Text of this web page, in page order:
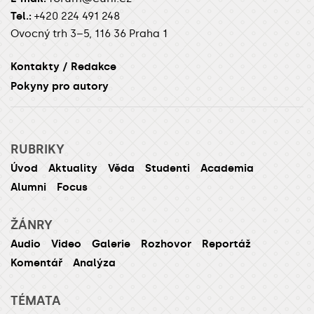
Tel.: +420 224 491 248
Ovocný trh 3–5, 116 36 Praha 1
Kontakty / Redakce
Pokyny pro autory
RUBRIKY
Úvod Aktuality Věda Studenti
Academia
Alumni
Focus
ŽÁNRY
Audio Video Galerie Rozhovor
Reportáž
Komentář
Analýza
TÉMATA